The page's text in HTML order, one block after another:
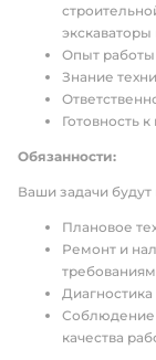
экскаваторы
Опыт работы
Знание
Готовность
Обязанности:
Ваши задачи будут
Плановое
Ремонт и
Соблюдение
качества